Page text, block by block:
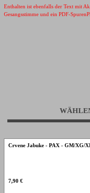
Enthalten ist ebenfalls der Text mit
Gesangsstimme und ein PDF-
Crvene Jabuke - PAX - GM/XG/
7,90 €